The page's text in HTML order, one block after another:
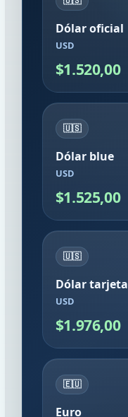
Dólar oficial
USD
$1.520,00
🇺🇸
Dólar blue
USD
$1.525,00
🇺🇸
Dólar tarjeta
USD
$1.976,00
🇪🇺
Euro